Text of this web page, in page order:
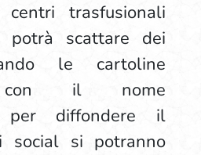
trasfusionali
scattare dei
le cartoline
con il nome
per diffondere il
social si potranno